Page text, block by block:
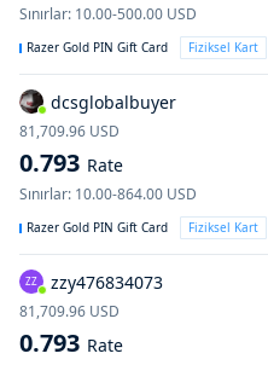
Sınırlar: 10.00-500.00 USD
Razer Gold PIN Gift Card Fiziksel Kart
dcsglobalbuyer
81,709.96 USD
0.793 Rate
Sınırlar: 10.00-864.00 USD
Razer Gold PIN Gift Card Fiziksel Kart
ZZ zzy476834073
81,709.96 USD
0.793 Rate